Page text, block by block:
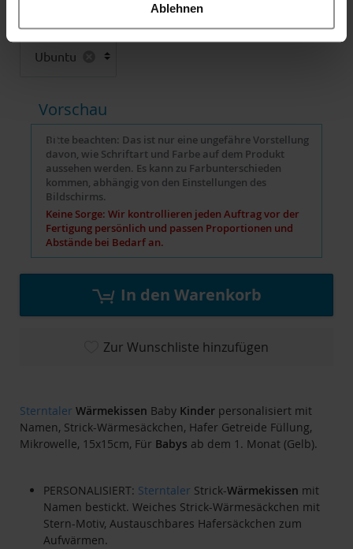
Ablehnen
Sterntaler Wärmekissen Baby Kinder personalisiert mit
Namen, Strick-Wärmesäckchen, Hafer Getreide Füllung,
Mikrowelle, 15x15cm, Für Babys ab dem 1. Monat (Gelb).
PERSONALISIERT: Sterntaler Strick-Wärmekissen mit
Namen bestickt. Weiches Strick-Wärmesäckchen mit
Stern-Motiv, Austauschbares Hafersäckchen zum
Aufwärmen.
Ubuntu
Vorschau
Bitte beachten: Das ist nur eine ungefähre Vorstellung
davon, wie Schriftart und Farbe auf dem Produkt
aussehen werden. Es kann zu Farbunterschieden
kommen, abhängig von den Einstellungen des
Bildschirms.
Keine Sorge: Wir kontrollieren jeden Auftrag vor der
Fertigung persönlich und passen Proportionen und
Abstände bei Bedarf an.
In den Warenkorb
Zur Wunschliste hinzufügen